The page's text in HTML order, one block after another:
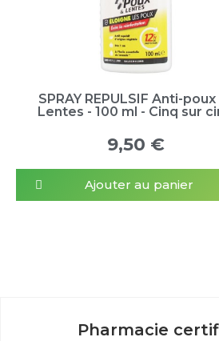
SPRAY REPULSIF Anti-
Lentes - 100 ml - Cinq sur
9,50 €
Ajouter au panier
Pharmacie